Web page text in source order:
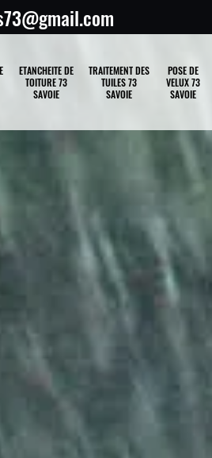
ETANCHEITE DE
TOITURE 73
SAVOIE
TRAITEMENT DES
TUILES 73
SAVOIE
POSE DE
VELUX 73
SAVOIE